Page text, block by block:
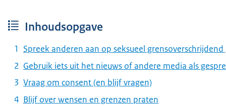
Inhoudsopgave
Spreek anderen aan op seksueel grensoverschrijdend
Gebruik iets uit het nieuws of andere media als
Vraag om consent (en blijf vragen)
Blijf over wensen en grenzen praten